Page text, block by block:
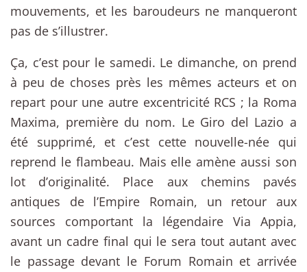
mouvements, et les baroudeurs ne manqueront
pas de s’illustrer.
Ça, c’est pour le samedi. Le dimanche, on prend
à peu de choses près les mêmes acteurs et on
repart pour une autre excentricité RCS ; la Roma
Maxima, première du nom. Le Giro del Lazio a
été supprimé, et c’est cette nouvelle-née qui
reprend le flambeau. Mais elle amène aussi son
lot d’originalité. Place aux chemins pavés
antiques de l’Empire Romain, un retour aux
sources comportant la légendaire Via Appia,
avant un cadre final qui le sera tout autant avec
le passage devant le Forum Romain et arrivée